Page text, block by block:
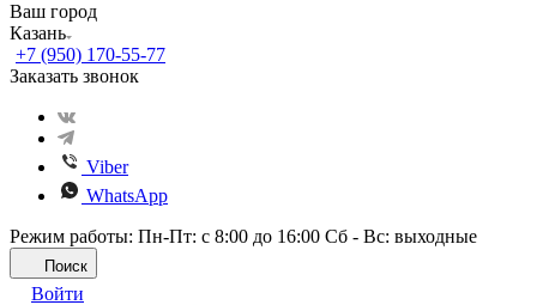
Ваш город
Казань
+7 (950) 170-55-77
Заказать звонок
Viber
WhatsApp
Режим работы: Пн-Пт: с 8:00 до 16:00 Сб - Вс: выходные
Поиск
Войти